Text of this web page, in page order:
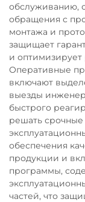
обслуживанию,
обращения с
монтажа и
защищает
и оптимизирует
Оперативные
включают
выезды
быстрого
решать срочные
обеспечения
продукции и
программы,
частей, что